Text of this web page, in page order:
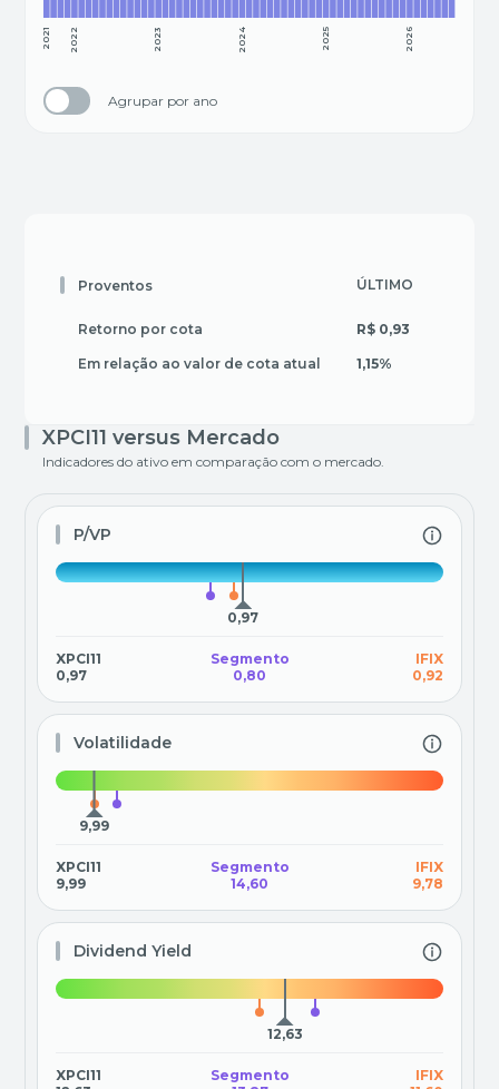
2026
2025
2024
2023
2022
2021
Agrupar por ano
Proventos ÚLTIMO
Retorno por cota R$ 0,93
Em relação ao valor de cota atual 1,15%
XPCI11 versus Mercado
Indicadores do ativo em comparação com o mercado.
P/VP
0,97
XPCI11
0,97
Segmento
0,80
IFIX
0,92
Volatilidade
9,99
XPCI11
9,99
Segmento
14,60
IFIX
9,78
Dividend Yield
12,63
XPCI11
Segmento
IFIX